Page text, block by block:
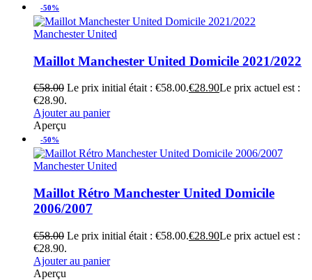
-50%
Manchester United
Maillot Manchester United Domicile 2021/2022
€58.00 Le prix initial était : €58.00.€28.90Le prix actuel est :
€28.90.
Ajouter au panier
Aperçu
-50%
Manchester United
Maillot Rétro Manchester United Domicile
2006/2007
€58.00 Le prix initial était : €58.00.€28.90Le prix actuel est :
€28.90.
Ajouter au panier
Aperçu